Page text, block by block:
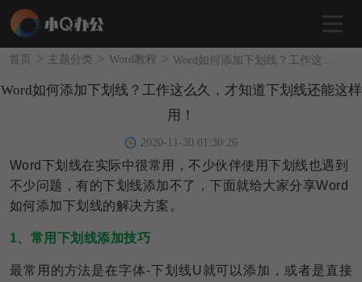
首页 > 主题分类 > Word教程 >
Word如何添加下划线？工作这么久，才知道下划线还能这样
用！
2020-11-30 01:30:26
Word下划线在实际中很常用，不少伙伴使用下划线也遇到
不少问题，有的下划线添加不了，下面就给大家分享Word
如何添加下划线的解决方案。
1、常用下划线添加技巧
最常用的方法是在字体-下划线U就可以添加，或者是直接